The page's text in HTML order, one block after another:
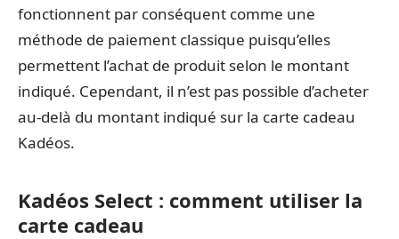
fonctionnent par conséquent comme une
méthode de paiement classique puisqu’elles
permettent l’achat de produit selon le montant
indiqué. Cependant, il n’est pas possible d’acheter
au-delà du montant indiqué sur la carte cadeau
Kadéos.
Kadéos Select : comment utiliser la
carte cadeau